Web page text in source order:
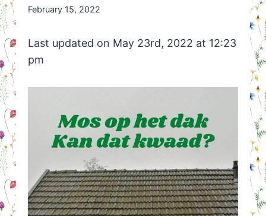
By
February 15, 2022
Last updated on May 23rd, 2022 at 12:23
pm